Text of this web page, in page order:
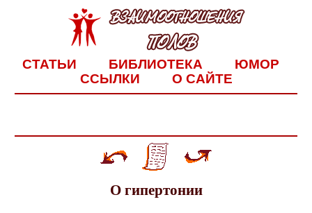
СТАТЬИ БИБЛИОТЕКА
ЮМОР
ССЫЛКИ
О САЙТЕ
О гипертонии